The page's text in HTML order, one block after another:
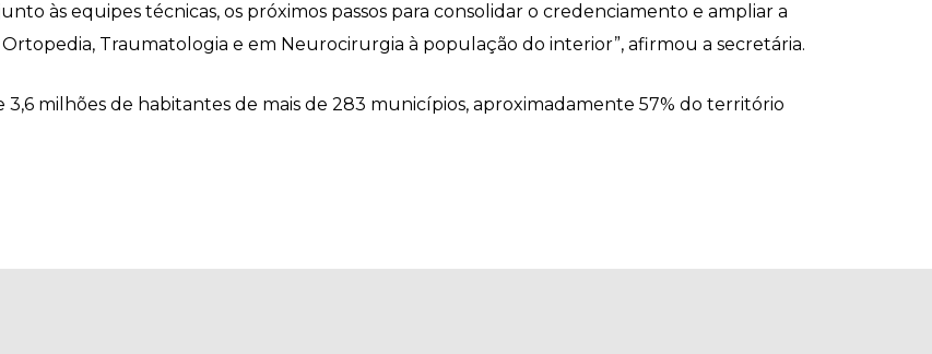
às equipes técnicas, os próximos passos para consolidar o credenciamento e ampliar a
Traumatologia e em Neurocirurgia à população do interior”, afirmou a secretária.
milhões de habitantes de mais de 283 municípios, aproximadamente 57% do território